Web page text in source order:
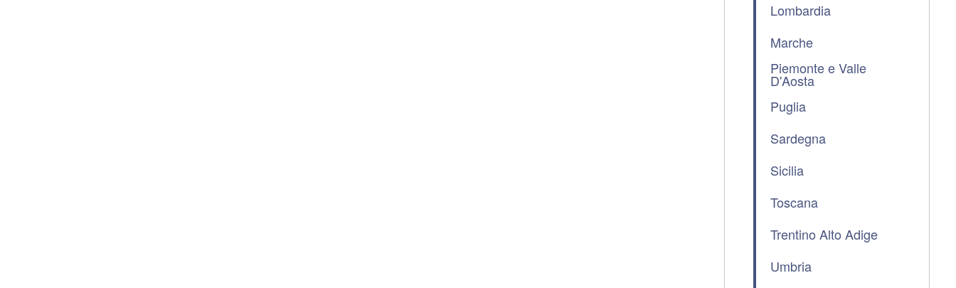
Lombardia
Marche
Piemonte e Valle
D'Aosta
Puglia
Sardegna
Sicilia
Toscana
Trentino Alto Adige
Umbria